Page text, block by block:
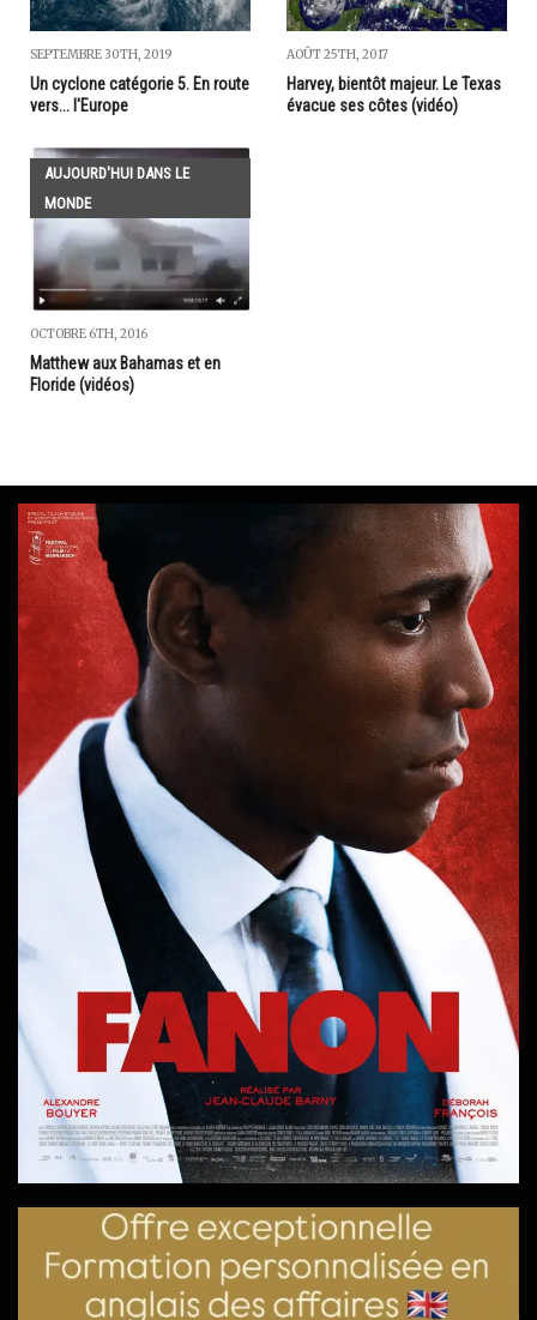
SEPTEMBRE 30TH, 2019
Un cyclone catégorie 5. En route
vers... l'Europe
AOÛT 25TH, 2017
Harvey, bientôt majeur. Le Texas
évacue ses côtes (vidéo)
AUJOURD'HUI DANS LE
MONDE
OCTOBRE 6TH, 2016
Matthew aux Bahamas et en
Floride (vidéos)